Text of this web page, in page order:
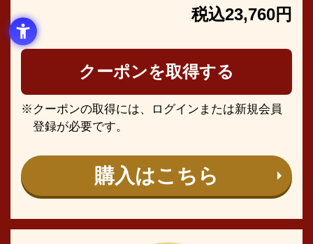
税込23,760円
クーポンを取得する
クーポンの取得には、ログインまたは新規会員
登録が必要です。
購入はこちら